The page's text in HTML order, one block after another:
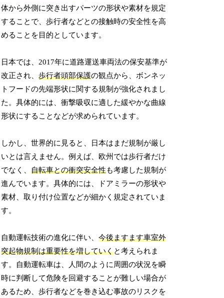
体から外側に突き出すパーツの形状や素材を規定
することで、歩行者などとの接触時の安全性を高
めることを目的としています。
日本では、2017年に道路運送車両法の保安基準が
改正され、歩行者頭部保護の観点から、ボンネッ
トフードの先端形状に関する規制が強化されまし
た。具体的には、衝撃吸収に適した緩やかな曲線
形状にすることなどが求められています。
しかし、世界的に見ると、日本はまだ規制が厳し
いとは言えません。例えば、欧州では歩行者だけ
でなく、自転車との衝突安全性も考慮した規制が
進んでいます。具体的には、ドアミラーの形状や
素材、取り付け位置などが細かく規定されていま
す。
自動運転技術の進化に伴い、今後ますます車室外
突起物規制は重要性を増していくと考えられま
す。自動運転車は、人間のように周囲の状況を瞬
時に判断して危険を回避することが難しい場合が
あるため、歩行者などを巻き込む事故のリスクを